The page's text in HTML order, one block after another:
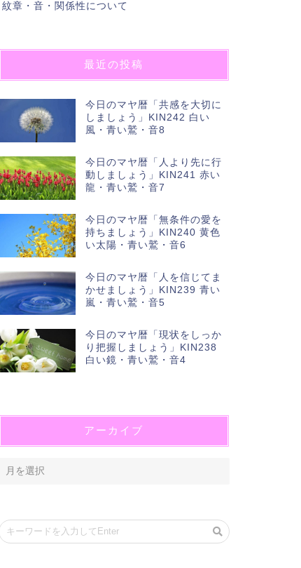
紋章・音・関係性について
最近の投稿
今日のマヤ暦「共感を大切に
しましょう」KIN242 白い
風・青い鷲・音8
今日のマヤ暦「人より先に行
動しましょう」KIN241 赤い
龍・青い鷲・音7
今日のマヤ暦「無条件の愛を
持ちましょう」KIN240 黄色
い太陽・青い鷲・音6
今日のマヤ暦「人を信じてま
かせましょう」KIN239 青い
嵐・青い鷲・音5
今日のマヤ暦「現状をしっか
り把握しましょう」KIN238
白い鏡・青い鷲・音4
アーカイブ